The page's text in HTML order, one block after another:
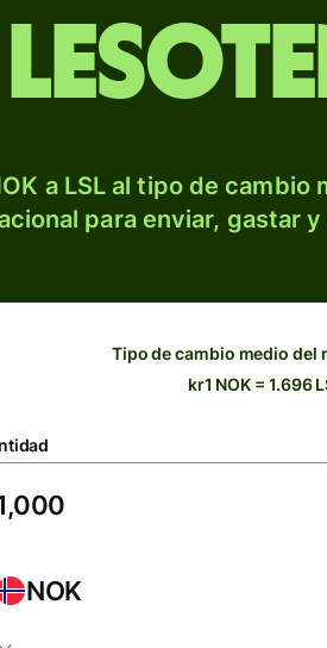
a LSL al tipo de cambio
para enviar, gastar
Tipo de cambio medio del
kr1 NOK = 1.696
NOK